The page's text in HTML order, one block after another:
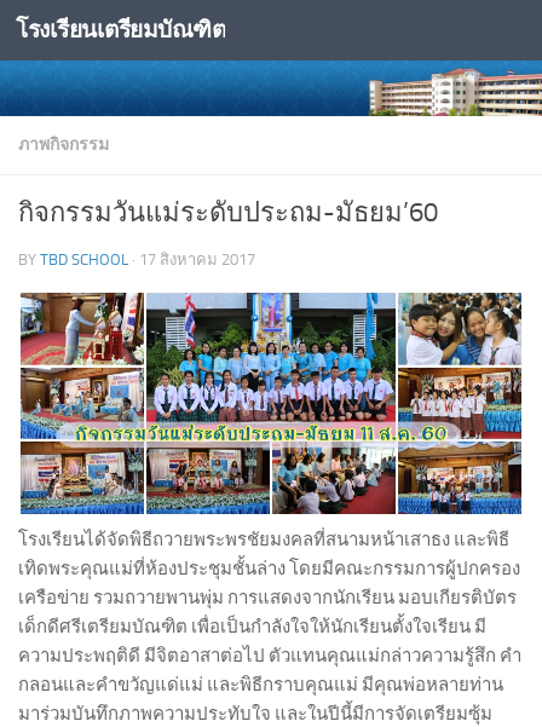
Skip to content
โรงเรียนเตรียมบัณฑิต
ภาพกิจกรรม
กิจกรรมวันแม่ระดับประถม-มัธยม’60
BY TBD SCHOOL · 17 สิงหาคม 2017
โรงเรียนได้จัดพิธีถวายพระพรชัยมงคลที่สนามหน้าเสาธง และพิธี
เทิดพระคุณแม่ที่ห้องประชุมชั้นล่าง โดยมีคณะกรรมการผู้ปกครอง
เครือข่าย รวมถวายพานพุ่ม การแสดงจากนักเรียน มอบเกียรติบัตร
เด็กดีศรีเตรียมบัณฑิต เพื่อเป็นกำลังใจให้นักเรียนตั้งใจเรียน มี
ความประพฤติดี มีจิตอาสาต่อไป ตัวแทนคุณแม่กล่าวความรู้สึก คำ
กลอนและคำขวัญแด่แม่ และพิธีกราบคุณแม่ มีคุณพ่อหลายท่าน
มาร่วมบันทึกภาพความประทับใจ และในปีนี้มีการจัดเตรียมซุ้ม